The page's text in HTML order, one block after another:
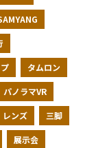
タムロン
パノラマVR
レンズ 三脚
展示会